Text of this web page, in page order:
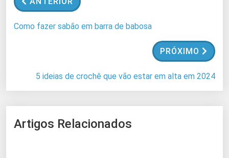
d
Como fazer sabão em barra de babosa
PRÓXIMO
5 ideias de crochê que vão estar em alta em 2024
Artigos Relacionados